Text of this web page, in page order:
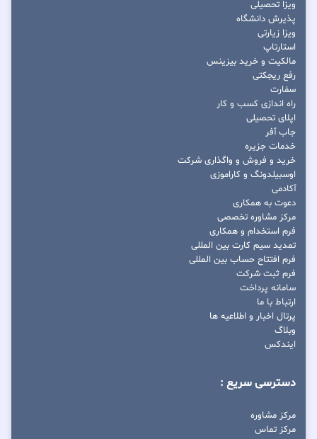
ویزا تحصیلی
پذیرش دانشگاه
ویزا زیارتی
استارتاپ
مالکیت و خرید بیزینس
رفع ریجکتی
سفارت
راه اندازی کسب و کار
اپلای تحصیلی
جاب آفر
خدمات جزیره
خرید و فروش و واگذاری شرکت
اوسبیلدونگ و کاراموزی
آکادمی
دعوت به همکاری
مرکز مشاوره تخصصی
فرم استخدام و همکاری
تمدید سیم کارت بین المللی
فرم افتتاح حساب بین المللی
فرم ثبت شرکت
سامانه پرداخت
ارتباط با ما
پرتال اخبار و اطلاعیه ها
وبلاگ
ایندکس
دسترسی سریع :
مرکز مشاوره
مرکز تماس